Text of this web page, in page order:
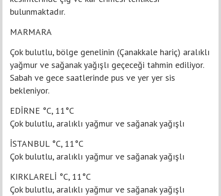
bulunmaktadır.
MARMARA
Çok bulutlu, bölge genelinin (Çanakkale hariç) aralıklı
yağmur ve sağanak yağışlı geçeceği tahmin ediliyor.
Sabah ve gece saatlerinde pus ve yer yer sis
bekleniyor.
EDİRNE °C, 11°C
Çok bulutlu, aralıklı yağmur ve sağanak yağışlı
İSTANBUL °C, 11°C
Çok bulutlu, aralıklı yağmur ve sağanak yağışlı
KIRKLARELİ °C, 11°C
Çok bulutlu, aralıklı yağmur ve sağanak yağışlı